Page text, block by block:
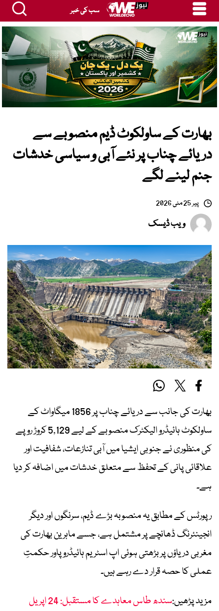
سب کی خبر
بھارت کے ساولکوٹ ڈیم منصوبے سے
دریائے چناب پر نئے آبی و سیاسی خدشات
جنم لینے لگے
پیر 25 مئی 2026
ویب ڈیسک
بھارت کی جانب سے دریائے چناب پر 1856 میگاواٹ کے
ساولکوٹ ہائیڈرو الیکٹرک منصوبے کے لیے 5,129 کروڑ روپے
کی منظوری نے جنوبی ایشیا میں آبی تنازعات، شفافیت اور
علاقائی پانی کے تحفظ سے متعلق خدشات میں اضافہ کر دیا
ہے۔
رپورٹس کے مطابق یہ منصوبہ بڑے ڈیم، سرنگوں اور دیگر
انجینئرنگ ڈھانچے پر مشتمل ہے، جسے ماہرین بھارت کی
مغربی دریاؤں پر بڑھتی ہوئی اپ اسٹریم ہائیڈرو پاور حکمتِ
عملی کا حصہ قرار دے رہے ہیں۔
مزید پڑھیں:
سندھ طاس معاہدے کا مستقبل: 24 اپریل